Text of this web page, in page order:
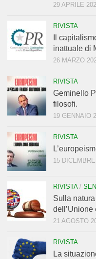
29 APRILE
RIVISTA
Il
inattuale di
26 MARZO
RIVISTA
Geminello
filosofi.
19 GENNAIO
RIVISTA
15
RIVISTA/
Sulla
dell’Unione
21 AGOSTO
RIVISTA
La